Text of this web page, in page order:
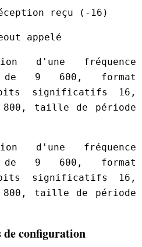
reçu (-16)
appelé
d'une fréquence
de 9 600, format
significatifs 16,
taille de période
d'une fréquence
de 9 600, format
significatifs 16,
taille de période
configuration